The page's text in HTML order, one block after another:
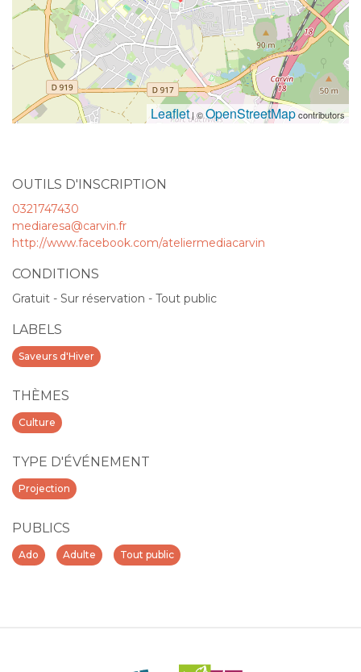
Leaflet| ©OpenStreetMapcontributors
OUTILS D'INSCRIPTION
0321747430
mediaresa@carvin.fr
http://www.facebook.com/ateliermediacarvin
CONDITIONS
Gratuit - Sur réservation - Tout public
LABELS
Saveurs d'Hiver
THÈMES
Culture
TYPE D'ÉVÉNEMENT
Projection
PUBLICS
Ado Adulte Tout public